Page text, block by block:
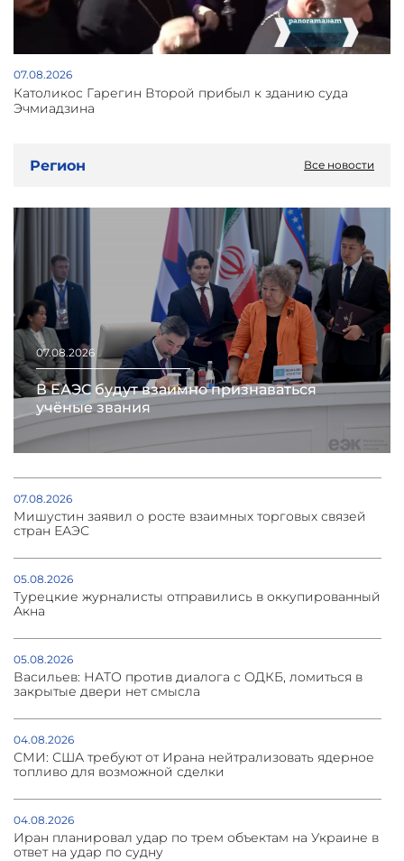
07.08.2026
Католикос Гарегин Второй прибыл к зданию суда
Эчмиадзина
Регион Все новости
07.08.2026
В ЕАЭС будут взаимно признаваться
учёные звания
07.08.2026
Мишустин заявил о росте взаимных торговых связей
стран ЕАЭС
05.08.2026
Турецкие журналисты отправились в оккупированный
Акна
05.08.2026
Васильев: НАТО против диалога с ОДКБ, ломиться в
закрытые двери нет смысла
04.08.2026
СМИ: США требуют от Ирана нейтрализовать ядерное
топливо для возможной сделки
04.08.2026
Иран планировал удар по трем объектам на Украине в
ответ на удар по судну